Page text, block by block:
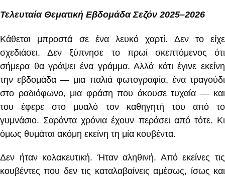
Τελευταία Θεματική Εβδομάδα Σεζόν 2025–2026
Κάθεται μπροστά σε ένα λευκό χαρτί. Δεν το είχε
σχεδιάσει. Δεν ξύπνησε το πρωί σκεπτόμενος ότι
σήμερα θα γράψει ένα γράμμα. Αλλά κάτι έγινε εκείνη
την εβδομάδα — μια παλιά φωτογραφία, ένα τραγούδι
στο ραδιόφωνο, μια φράση που άκουσε τυχαία — και
του έφερε στο μυαλό τον καθηγητή του από το
γυμνάσιο. Σαράντα χρόνια έχουν περάσει από τότε. Κι
όμως θυμάται ακόμη εκείνη τη μία κουβέντα.
Δεν ήταν κολακευτική. Ήταν αληθινή. Από εκείνες τις
κουβέντες που δεν τις καταλαβαίνεις αμέσως, ίσως και